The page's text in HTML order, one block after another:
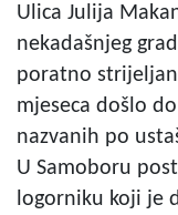
Ulica Julija
nekadašnjeg
poratno
mjeseca došlo
nazvanih po
U Samoboru
logorniku koji je